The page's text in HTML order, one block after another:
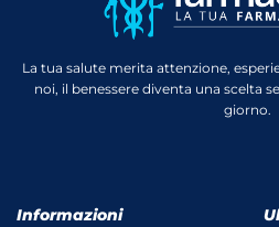
La tua salute merita attenzione,
noi, il benessere diventa una scelta
giorno.
Informazioni